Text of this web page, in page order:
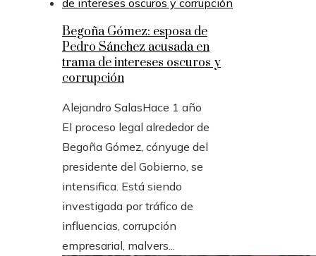
Begoña Gómez: esposa de
Pedro Sánchez acusada en
trama de intereses oscuros y
corrupción
Alejandro SalasHace 1 año
El proceso legal alrededor de
Begoña Gómez, cónyuge del
presidente del Gobierno, se
intensifica. Está siendo
investigada por tráfico de
influencias, corrupción
empresarial, malvers...